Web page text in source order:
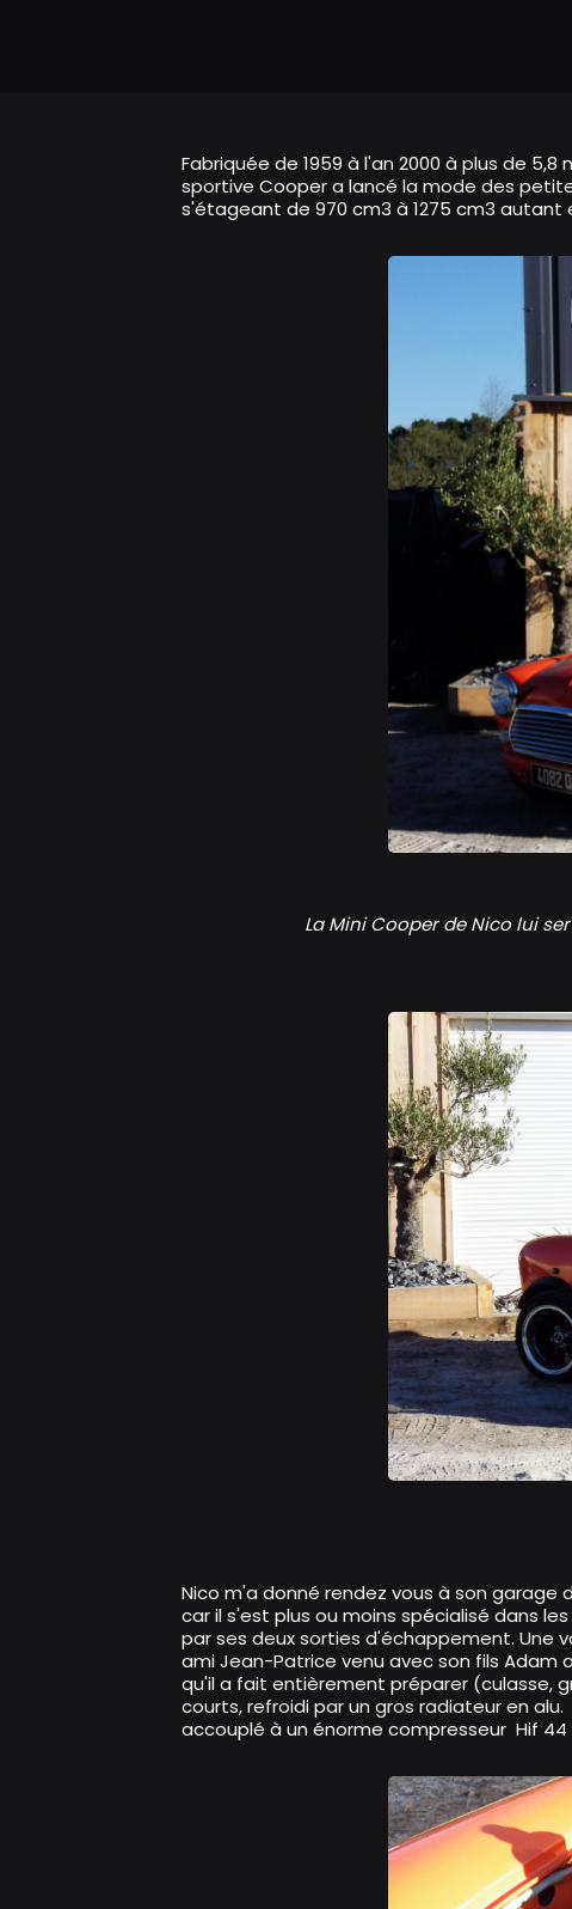
Fabriquée de 1959 à l'an 2000 à plus de
sportive Cooper a lancé la mode des
s'étageant de 970 cm3 à 1275 cm3 autant
La Mini Cooper de Nico lui
Nico m'a donné rendez vous à son
car il s'est plus ou moins spécialisé dans
par ses deux sorties d'échappement. Une
ami Jean-Patrice venu avec son fils Adam
qu'il a fait entièrement préparer (culasse,
courts, refroidi par un gros radiateur en
accouplé à un énorme compresseur Hif 44